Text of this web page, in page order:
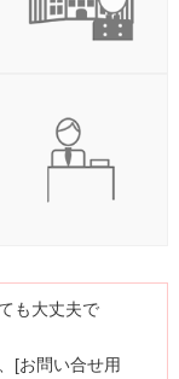
も大丈夫で
[お問い合せ用